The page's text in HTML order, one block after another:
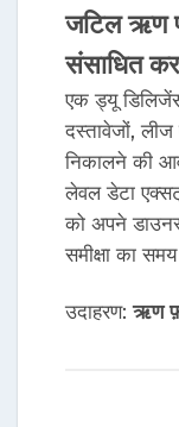
जटिल ऋण
संसाधित
एक ड्यू
दस्तावेजों,
निकालने की
लेवल डेटा
को अपने
समीक्षा का
उदाहरण:ऋण